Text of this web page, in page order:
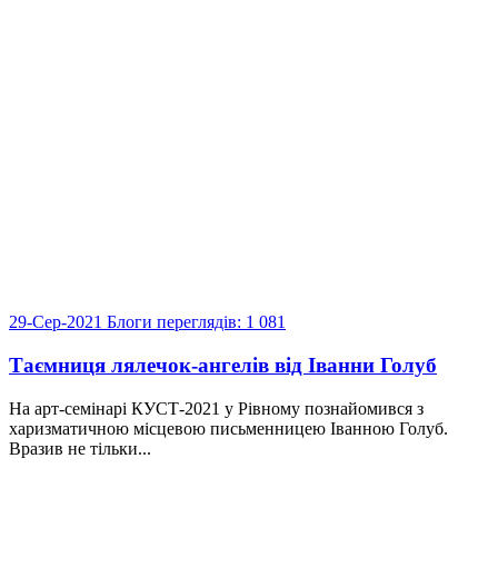
29-Сер-2021 Блоги переглядів: 1 081
Таємниця лялечок-ангелів від Іванни Голуб
На арт-семінарі КУСТ-2021 у Рівному познайомився з
харизматичною місцевою письменницею Іванною Голуб.
Вразив не тільки...